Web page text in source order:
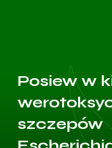
Posiew w
szczepów